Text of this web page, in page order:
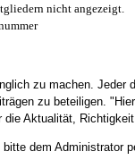
nicht angezeigt.
zu machen.
zu beteiligen.
Aktualität,
dem Administrator